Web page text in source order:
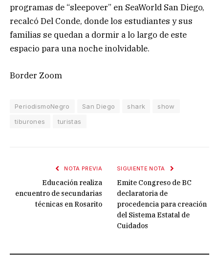
programas de “sleepover” en SeaWorld San Diego,
recalcó Del Conde, donde los estudiantes y sus
familias se quedan a dormir a lo largo de este
espacio para una noche inolvidable.
Border Zoom
PeriodismoNegro San Diego shark
show
tiburones
turistas
NOTA PREVIA
Educación realiza
encuentro de secundarias
técnicas en Rosarito
SIGUIENTE NOTA
Emite Congreso de BC
declaratoria de
procedencia para creación
del Sistema Estatal de
Cuidados